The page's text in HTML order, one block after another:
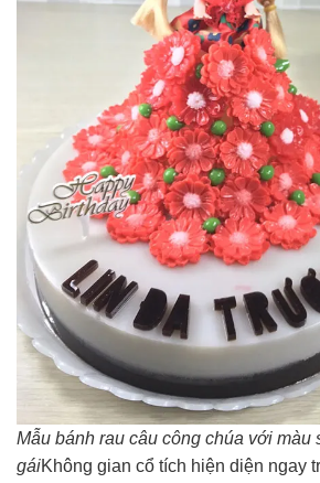
Mẫu bánh rau câu công chúa với màu
gáiKhông gian cổ tích hiện diện ngay